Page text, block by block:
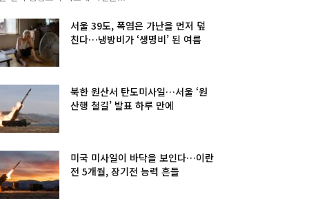
서울 39도, 폭염은 가난을 먼저 덮
친다…냉방비가 ‘생명비’ 된 여름
북한 원산서 탄도미사일…서울 ‘원
산행 철길’ 발표 하루 만에
미국 미사일이 바닥을 보인다…이란
전 5개월, 장기전 능력 흔들